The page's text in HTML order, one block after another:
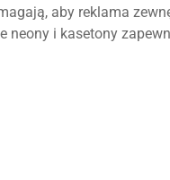
aby reklama
neony i kasetony